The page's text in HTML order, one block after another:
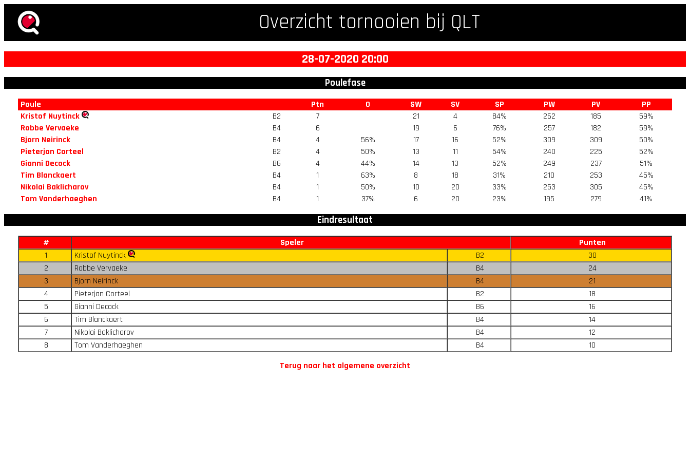
Overzicht tornooien bij QLT
28-07-2020 20:00
Poulefase
Poule Ptn O SW SV SP PW PV
PP
Kristof Nuytinck
B2 7 21 4 84% 262 185
59%
Robbe Vervaeke
B4 6 19 6 76% 257 182
59%
Bjorn Neirinck
B4 4 56% 17 16 52% 309 309
50%
Pieterjan Corteel
B2 4 50% 13 11 54% 240 225
52%
Gianni Decock
B6 4 44% 14 13 52% 249 237
51%
Tim Blanckaert
B4 1 63% 8 18 31% 210 253
45%
Nikolai Baklicharov
B4 1 50% 10 20 33% 253 305
45%
Tom Vanderhaeghen
B4 1 37% 6 20 23% 195 279 41%
Eindresultaat
# Speler
Punten
1
Kristof Nuytinck B2
30
2
Robbe Vervaeke B4
24
3
Bjorn Neirinck B4
21
4
Pieterjan Corteel B2
18
5
Gianni Decock B6
16
6
Tim Blanckaert B4
14
7
Nikolai Baklicharov B4
12
8
Tom Vanderhaeghen B4
10
Terug naar het algemene overzicht